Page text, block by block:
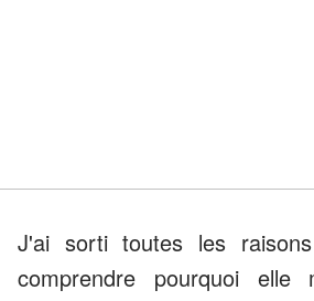
J'ai sorti toutes les
comprendre pourquoi